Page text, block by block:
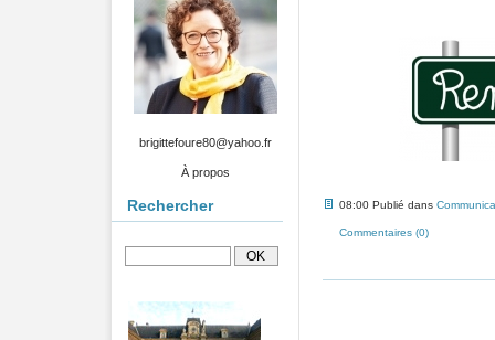
brigittefoure80@yahoo.fr
À propos
Rechercher 08:00 Publié dans
Commentaires (0)